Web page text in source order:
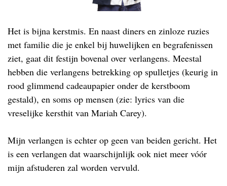
Het is bijna kerstmis. En naast diners en zinloze ruzies
met familie die je enkel bij huwelijken en begrafenissen
ziet, gaat dit festijn bovenal over verlangens. Meestal
hebben die verlangens betrekking op spulletjes (keurig in
rood glimmend cadeaupapier onder de kerstboom
gestald), en soms op mensen (zie: lyrics van die
vreselijke kersthit van Mariah Carey).
Mijn verlangen is echter op geen van beiden gericht. Het
is een verlangen dat waarschijnlijk ook niet meer vóór
mijn afstuderen zal worden vervuld.